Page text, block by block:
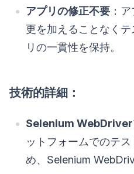
アプリの修正不要 ：
更を加えることなく
リの一貫性を保持。
技術的詳細：
Selenium WebDriver
ットフォームでのテ
め、Selenium